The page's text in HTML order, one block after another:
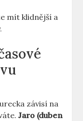
mít klidnější a
závisí na
Jaro (duben